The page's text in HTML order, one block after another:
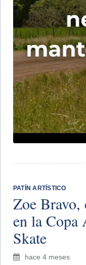
PATÍN ARTÍSTICO
Zoe Bravo,
en la
Skate
hace 4 meses